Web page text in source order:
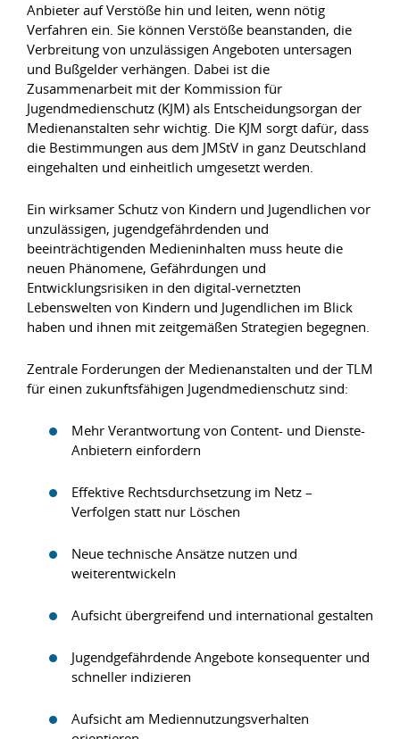
Anbieter auf Verstöße hin und leiten, wenn nötig
Verfahren ein. Sie können Verstöße beanstanden, die
Verbreitung von unzulässigen Angeboten untersagen
und Bußgelder verhängen. Dabei ist die
Zusammenarbeit mit der Kommission für
Jugendmedienschutz (KJM) als Entscheidungsorgan der
Medienanstalten sehr wichtig. Die KJM sorgt dafür, dass
die Bestimmungen aus dem JMStV in ganz Deutschland
eingehalten und einheitlich umgesetzt werden.
Ein wirksamer Schutz von Kindern und Jugendlichen vor
unzulässigen, jugendgefährdenden und
beeinträchtigenden Medieninhalten muss heute die
neuen Phänomene, Gefährdungen und
Entwicklungsrisiken in den digital-vernetzten
Lebenswelten von Kindern und Jugendlichen im Blick
haben und ihnen mit zeitgemäßen Strategien begegnen.
Zentrale Forderungen der Medienanstalten und der TLM
für einen zukunftsfähigen Jugendmedienschutz sind:
Mehr Verantwortung von Content- und Dienste-
Anbietern einfordern
Effektive Rechtsdurchsetzung im Netz –
Verfolgen statt nur Löschen
Neue technische Ansätze nutzen und
weiterentwickeln
Aufsicht übergreifend und international gestalten
Jugendgefährdende Angebote konsequenter und
schneller indizieren
Aufsicht am Mediennutzungsverhalten